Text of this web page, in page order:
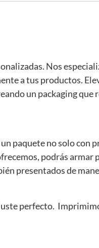
Nos
a tus productos.
un packaging que
paquete no solo con
podrás armar
presentados de
perfecto.